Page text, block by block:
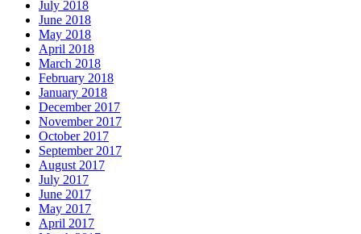
July 2018
June 2018
May 2018
April 2018
March 2018
February 2018
January 2018
December 2017
November 2017
October 2017
September 2017
August 2017
July 2017
June 2017
May 2017
April 2017